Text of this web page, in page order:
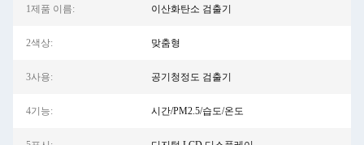
1제품 이름: 이산화탄소 검출기
2색상: 맞춤형
3사용: 공기청정도 검출기
4기능: 시간/PM2.5/습도/온도